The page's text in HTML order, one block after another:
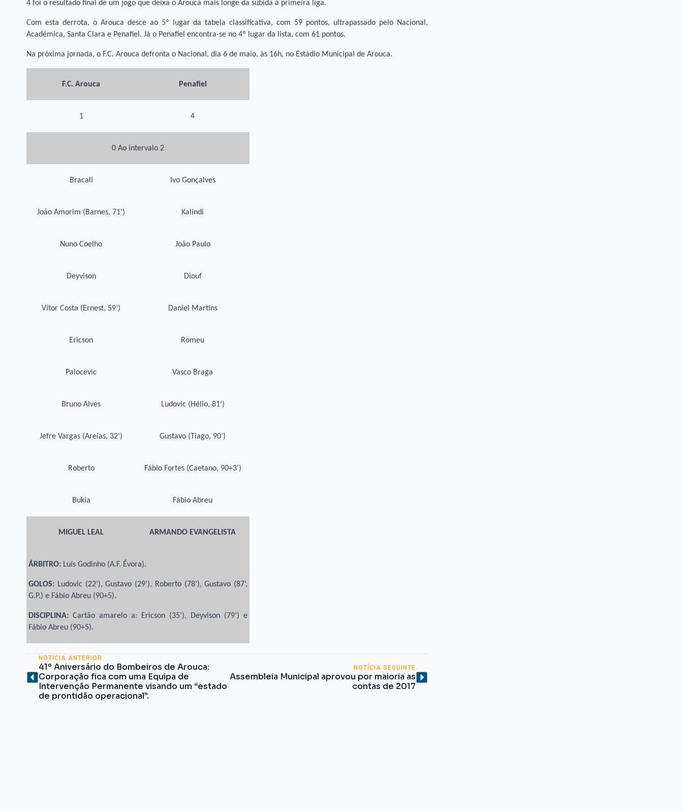
4 foi o resultado final de um jogo que deixa o Arouca mais longe da subida à primeira liga.
Com esta derrota, o Arouca desce ao 5º lugar da tabela classificativa, com 59 pontos, ultrapassado pelo Nacional,
Académica, Santa Clara e Penafiel. Já o Penafiel encontra-se no 4º lugar da lista, com 61 pontos.
Na próxima jornada, o F.C. Arouca defronta o Nacional, dia 6 de maio, às 16h, no Estádio Municipal de Arouca.
F.C. Arouca Penafiel
1 4
0 Ao intervalo 2
Bracali Ivo Gonçalves
João Amorim (Barnes, 71’) Kalindi
Nuno Coelho João Paulo
Deyvison Diouf
Vítor Costa (Ernest, 59’) Daniel Martins
Ericson Romeu
Palocevic Vasco Braga
Bruno Alves Ludovic (Hélio, 81’)
Jefre Vargas (Areias, 32’) Gustavo (Tiago, 90’)
Roberto Fábio Fortes (Caetano, 90+3’)
Bukia Fábio Abreu
MIGUEL LEAL ARMANDO EVANGELISTA
ÁRBITRO: Luís Godinho (A.F. Évora).
GOLOS: Ludovic (22’), Gustavo (29’), Roberto (78’), Gustavo (87’,
G.P.) e Fábio Abreu (90+5).
DISCIPLINA: Cartão amarelo a: Ericson (35’), Deyvison (79’) e
Fábio Abreu (90+5).
NOTÍCIA ANTERIOR
41º Aniversário do Bombeiros de Arouca:
Corporação fica com uma Equi­pa de
Intervenção Permanente visando um “estado
de prontidão operacional”.
NOTÍCIA SEGUINTE
Assembleia Municipal aprovou por maioria as
contas de 2017